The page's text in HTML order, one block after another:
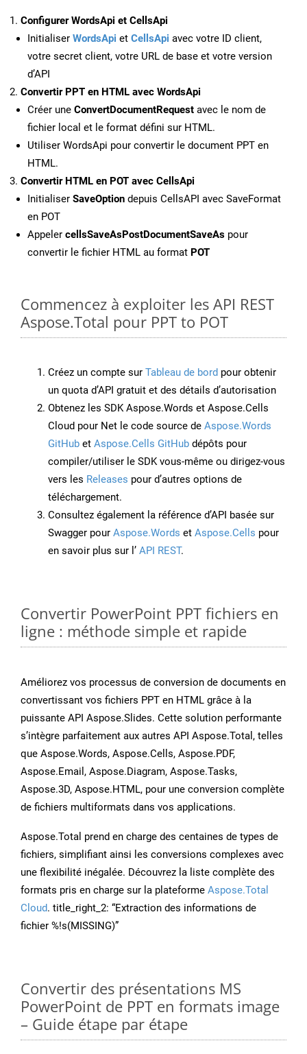
Configurer WordsApi et CellsApi
Initialiser WordsApi et CellsApi avec votre ID client,
votre secret client, votre URL de base et votre version
d’API
Convertir PPT en HTML avec WordsApi
Créer une ConvertDocumentRequest avec le nom de
fichier local et le format défini sur HTML.
Utiliser WordsApi pour convertir le document PPT en
HTML.
Convertir HTML en POT avec CellsApi
Initialiser SaveOption depuis CellsAPI avec SaveFormat
en POT
Appeler cellsSaveAsPostDocumentSaveAs pour
convertir le fichier HTML au format POT
Commencez à exploiter les API REST
Aspose.Total pour PPT to POT
Créez un compte sur Tableau de bord pour obtenir
un quota d’API gratuit et des détails d’autorisation
Obtenez les SDK Aspose.Words et Aspose.Cells
Cloud pour Net le code source de Aspose.Words
GitHub et Aspose.Cells GitHub dépôts pour
compiler/utiliser le SDK vous-même ou dirigez-vous
vers les Releases pour d’autres options de
téléchargement.
Consultez également la référence d’API basée sur
Swagger pour Aspose.Words et Aspose.Cells pour
en savoir plus sur l’ API REST.
Convertir PowerPoint PPT fichiers en
ligne : méthode simple et rapide
Améliorez vos processus de conversion de documents en
convertissant vos fichiers PPT en HTML grâce à la
puissante API Aspose.Slides. Cette solution performante
s’intègre parfaitement aux autres API Aspose.Total, telles
que Aspose.Words, Aspose.Cells, Aspose.PDF,
Aspose.Email, Aspose.Diagram, Aspose.Tasks,
Aspose.3D, Aspose.HTML, pour une conversion complète
de fichiers multiformats dans vos applications.
Aspose.Total prend en charge des centaines de types de
fichiers, simplifiant ainsi les conversions complexes avec
une flexibilité inégalée. Découvrez la liste complète des
formats pris en charge sur la plateforme Aspose.Total
Cloud. title_right_2: “Extraction des informations de
fichier %!s(MISSING)”
Convertir des présentations MS
PowerPoint de PPT en formats image
– Guide étape par étape